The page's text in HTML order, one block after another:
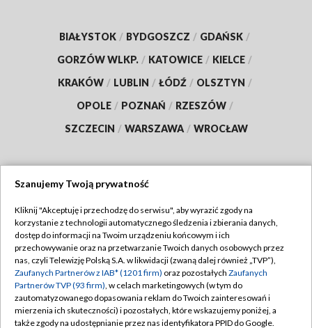
BIAŁYSTOK / BYDGOSZCZ / GDAŃSK /
GORZÓW WLKP. / KATOWICE / KIELCE /
KRAKÓW / LUBLIN / ŁÓDŹ / OLSZTYN /
OPOLE / POZNAŃ / RZESZÓW /
SZCZECIN / WARSZAWA / WROCŁAW
TVP
Abonament TVP
Emisja w TVP
Centrum informacji TVP
Naziemna Telewizja Cyfrowa
Regulamin TVP
Polityka prywatności
Moje zgody
Pomoc
Szanujemy Twoją prywatność
Kliknij "Akceptuję i przechodzę do serwisu", aby wyrazić zgody na
korzystanie z technologii automatycznego śledzenia i zbierania danych,
dostęp do informacji na Twoim urządzeniu końcowym i ich
przechowywanie oraz na przetwarzanie Twoich danych osobowych przez
nas, czyli Telewizję Polską S.A. w likwidacji (zwaną dalej również „TVP”),
Zaufanych Partnerów z IAB* (1201 firm) oraz pozostałych Zaufanych
Partnerów TVP (93 firm), w celach marketingowych (w tym do
zautomatyzowanego dopasowania reklam do Twoich zainteresowań i
mierzenia ich skuteczności) i pozostałych, które wskazujemy poniżej, a
także zgody na udostępnianie przez nas identyfikatora PPID do Google.